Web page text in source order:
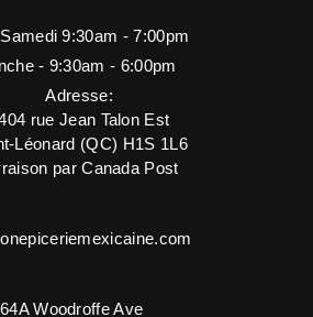
9:30am - 7:00pm
- 9:30am - 6:00pm
Adresse:
rue Jean Talon Est
Léonard (QC) H1S 1L6
par Canada Post
Woodroffe Ave